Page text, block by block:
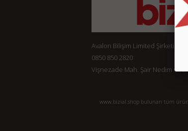
Avalon Bilişim Limited Şirketi
0850 850 2820
Vişnezade Mah. Şair Nedim
www.bizial.shop bulunan tüm ürün